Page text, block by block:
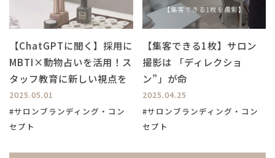
【ChatGPTに聞く】採用に
MBTI×動物占いを活用！ス
タッフ教育に新しい視点を
2025.05.01
#サロンブランディング・コン
セプト
【集客できる1枚】サロン
撮影は 「ディレクショ
ン”」が命
2025.04.25
#サロンブランディング・コン
セプト